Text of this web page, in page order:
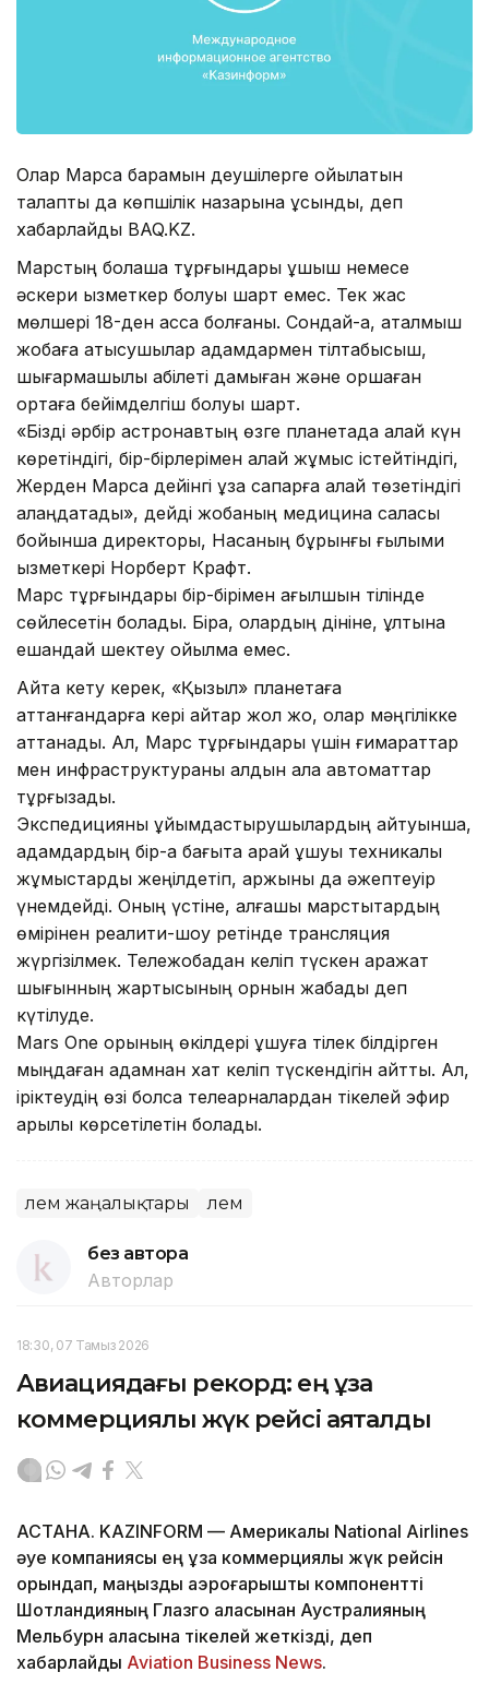
Олар Марсқа барамын деушілерге қойылатын
талапты да көпшілік назарына ұсынды, деп
хабарлайды BAQ.KZ.
Марстың болашақ тұрғындары ұшқыш немесе
әскери қызметкер болуы шарт емес. Тек жас
мөлшері 18-ден асса болғаны. Сондай-ақ, аталмыш
жобаға қатысушылар адамдармен тілтабысқыш,
шығармашылық қабілеті дамыған және қоршаған
ортаға бейімделгіш болуы шарт.
«Бізді әрбір астронавтың өзге планетада қалай күн
көретіндігі, бір-бірлерімен қалай жұмыс істейтіндігі,
Жерден Марсқа дейінгі ұзақ сапарға қалай төзетіндігі
алаңдатады», дейді жобаның медицина саласы
бойынша директоры, Насаның бұрынғы ғылыми
қызметкері Норберт Крафт.
Марс тұрғындары бір-бірімен ағылшын тілінде
сөйлесетін болады. Бірақ, олардың дініне, ұлтына
ешқандай шектеу қойылмақ емес.
Айта кету керек, «Қызыл» планетаға
аттанғандарға кері қайтар жол жоқ, олар мәңгілікке
аттанады. Ал, Марс тұрғындары үшін ғимараттар
мен инфраструктураны алдын ала автоматтар
тұрғызады.
Экспедицияны ұйымдастырушылардың айтуынша,
адамдардың бір-ақ бағытқа қарай ұшуы техникалық
жұмыстарды жеңілдетіп, қаржыны да әжептеуір
үнемдейді. Оның үстіне, алғашқы марстықтардың
өмірінен реалити-шоу ретінде трансляция
жүргізілмек. Тележобадан келіп түскен қаражат
шығынның жартысының орнын жабады деп
күтілуде.
Mars One қорының өкілдері ұшуға тілек білдірген
мыңдаған адамнан хат келіп түскендігін айтты. Ал,
іріктеудің өзі болса телеарналардан тікелей эфир
арқылы көрсетілетін болады.
Әлем жаңалықтары Әлем
без автора
Авторлар
18:30, 07 Тамыз 2026
Авиациядағы рекорд: ең ұзақ
коммерциялық жүк рейсі аяқталды
АСТАНА. KAZINFORM — Америкалық National Airlines
әуе компаниясы ең ұзақ коммерциялық жүк рейсін
орындап, маңызды аэроғарыштық компонентті
Шотландияның Глазго қаласынан Аустралияның
Мельбурн қаласына тікелей жеткізді, деп
хабарлайды Aviation Business News.